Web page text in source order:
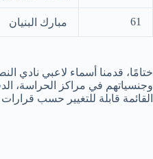
61 مبارك البنيان
وجنسياتهم في مراكز الحراسة،
القائمة قابلة للتغيير حسب